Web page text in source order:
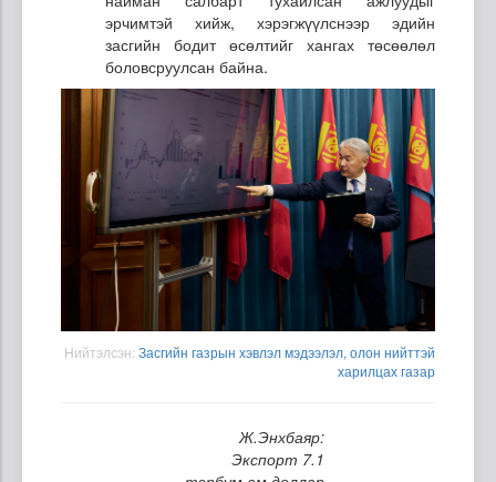
эрчимтэй хийж, хэрэгжүүлснээр эдийн
засгийн бодит өсөлтийг хангах төсөөлөл
боловсруулсан байна.
Нийтэлсэн: Засгийн газрын хэвлэл мэдээлэл, олон нийттэй
харилцах газар
Ж.Энхбаяр:
Экспорт 7.1